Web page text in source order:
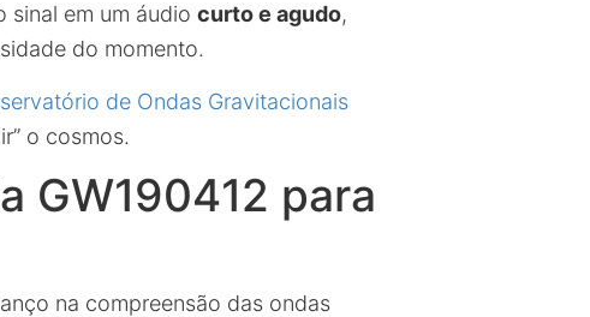
sinal em um áudio curto e agudo,
do momento.
de Ondas Gravitacionais
o cosmos.
GW190412 para
na compreensão das ondas